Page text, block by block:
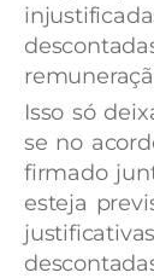
Isso só
se no
firmado
esteja